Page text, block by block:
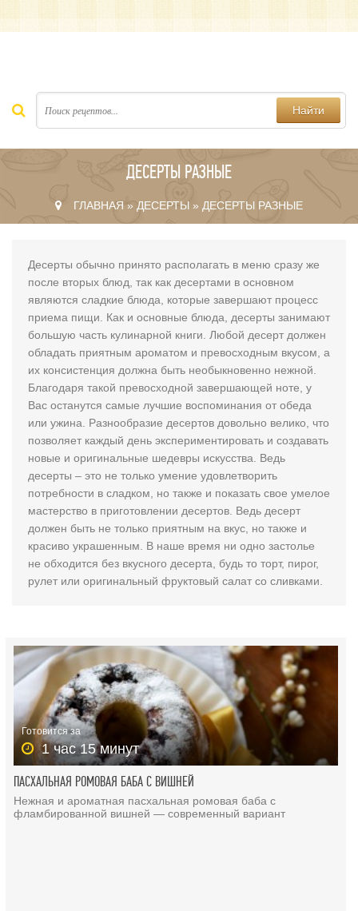
Найти
ДЕСЕРТЫ РАЗНЫЕ
ГЛАВНАЯ » ДЕСЕРТЫ » ДЕСЕРТЫ РАЗНЫЕ
Десерты обычно принято располагать в меню сразу же
после вторых блюд, так как десертами в основном
являются сладкие блюда, которые завершают процесс
приема пищи. Как и основные блюда, десерты занимают
большую часть кулинарной книги. Любой десерт должен
обладать приятным ароматом и превосходным вкусом, а
их консистенция должна быть необыкновенно нежной.
Благодаря такой превосходной завершающей ноте, у
Вас останутся самые лучшие воспоминания от обеда
или ужина. Разнообразие десертов довольно велико, что
позволяет каждый день экспериментировать и создавать
новые и оригинальные шедевры искусства. Ведь
десерты – это не только умение удовлетворить
потребности в сладком, но также и показать свое умелое
мастерство в приготовлении десертов. Ведь десерт
должен быть не только приятным на вкус, но также и
красиво украшенным. В наше время ни одно застолье
не обходится без вкусного десерта, будь то торт, пирог,
рулет или оригинальный фруктовый салат со сливками.
Готовится за
1 час 15 минут
ПАСХАЛЬНАЯ РОМОВАЯ БАБА С ВИШНЕЙ
Нежная и ароматная пасхальная ромовая баба с
фламбированной вишней — современный вариант